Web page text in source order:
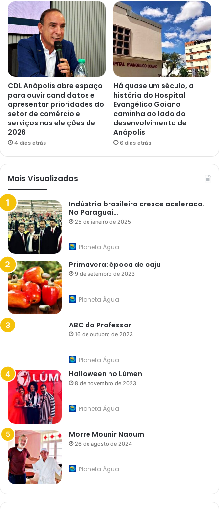
CDL Anápolis abre espaço
para ouvir candidatos e
apresentar prioridades do
setor de comércio e
serviços nas eleições de
2026
4 dias atrás
Há quase um século, a
história do Hospital
Evangélico Goiano
caminha ao lado do
desenvolvimento de
Anápolis
6 dias atrás
Mais Visualizadas
Indústria brasileira cresce acelerada.
No Paraguai…
25 de janeiro de 2025
Planeta Água
Primavera: época de caju
9 de setembro de 2023
Planeta Água
ABC do Professor
16 de outubro de 2023
Planeta Água
Halloween no Lúmen
8 de novembro de 2023
Planeta Água
Morre Mounir Naoum
26 de agosto de 2024
Planeta Água